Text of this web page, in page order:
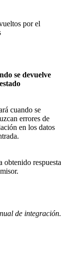
por el
se devuelve
cuando se
errores de
en los datos
obtenido respuesta
de integración.